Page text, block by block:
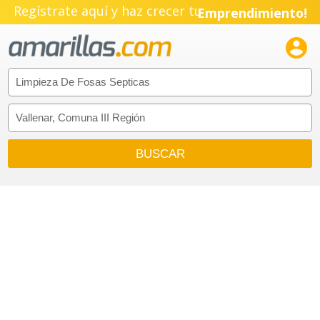
Regístrate aquí y haz crecer tuEmprendimiento!
